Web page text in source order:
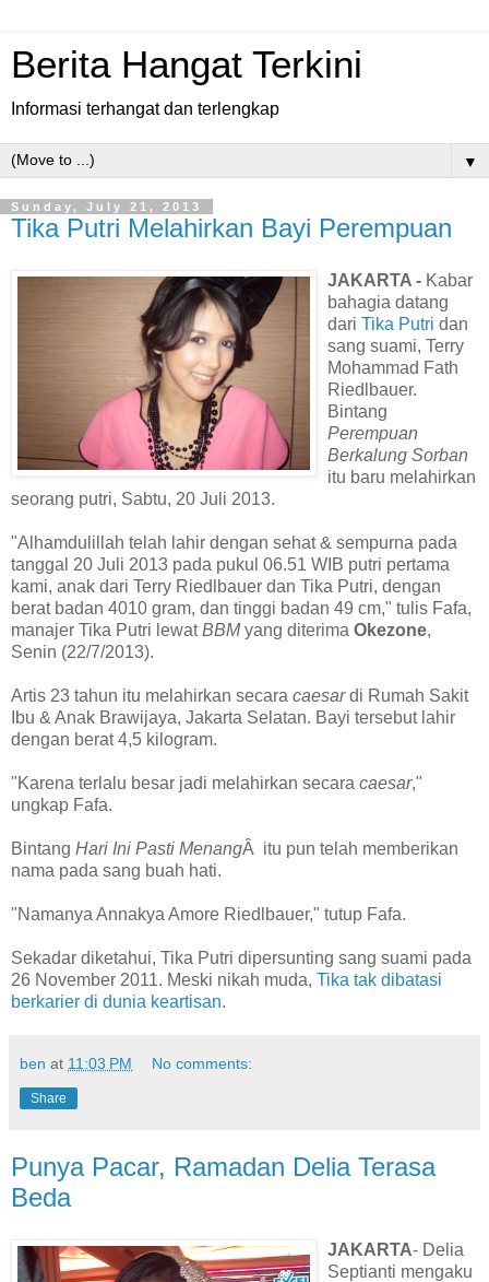
Berita Hangat Terkini
Informasi terhangat dan terlengkap
▼
Sunday, July 21, 2013
Tika Putri Melahirkan Bayi Perempuan
JAKARTA - Kabar
bahagia datang
dari Tika Putri dan
sang suami, Terry
Mohammad Fath
Riedlbauer.
Bintang
Perempuan
Berkalung Sorban
itu baru melahirkan
seorang putri, Sabtu, 20 Juli 2013.
"Alhamdulillah telah lahir dengan sehat & sempurna pada
tanggal 20 Juli 2013 pada pukul 06.51 WIB putri pertama
kami, anak dari Terry Riedlbauer dan Tika Putri, dengan
berat badan 4010 gram, dan tinggi badan 49 cm," tulis Fafa,
manajer Tika Putri lewatBBMyang diterima Okezone,
Senin (22/7/2013).
Artis 23 tahun itu melahirkan secara caesardi Rumah Sakit
Ibu & Anak Brawijaya, Jakarta Selatan. Bayi tersebut lahir
dengan berat 4,5 kilogram.
"Karena terlalu besar jadi melahirkan secara caesar,"
ungkap Fafa.
Bintang Hari Ini Pasti MenangÂ itu pun telah memberikan
nama pada sang buah hati.
"Namanya Annakya Amore Riedlbauer," tutup Fafa.
Sekadar diketahui, Tika Putri dipersunting sang suami pada
26 November 2011. Meski nikah muda, Tika tak dibatasi
berkarier di dunia keartisan.
ben at 11:03 PM No comments:
Share
Punya Pacar, Ramadan Delia Terasa
Beda
JAKARTA- Delia
Septianti mengaku